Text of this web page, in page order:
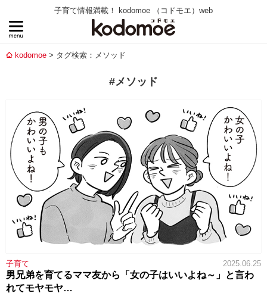
子育て情報満載！ kodomoe （コドモエ）web
kodomoe タグ検索：メソッド
#メソッド
子育て 2025.06.25
男兄弟を育てるママ友から「女の子はいいよね～」と言わ
れてモヤモヤ…